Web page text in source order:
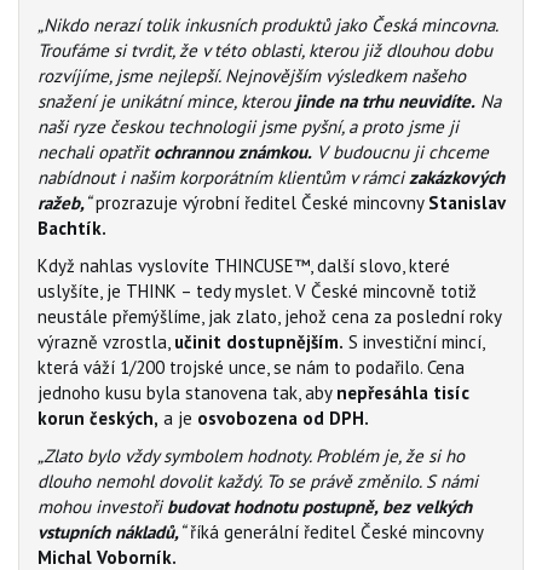
„Nikdo nerazí tolik inkusních produktů jako Česká mincovna.
Troufáme si tvrdit, že v této oblasti, kterou již dlouhou dobu
rozvíjíme, jsme nejlepší. Nejnovějším výsledkem našeho
snažení je unikátní mince, kterou jinde na trhu neuvidíte. Na
naši ryze českou technologii jsme pyšní, a proto jsme ji
nechali opatřitochrannou známkou. V budoucnu ji chceme
nabídnout i našim korporátním klientům v rámcizakázkových
ražeb,“prozrazuje výrobní ředitel České mincovny Stanislav
Bachtík.
Když nahlas vyslovíte THINCUSE™, další slovo, které
uslyšíte, je THINK – tedy myslet. V České mincovně totiž
neustále přemýšlíme, jak zlato, jehož cena za poslední roky
výrazně vzrostla, učinit dostupnějším. S investiční mincí,
která váží 1/200 trojské unce, se nám to podařilo. Cena
jednoho kusu byla stanovena tak, aby nepřesáhla tisíc
korun českých, a je osvobozena od DPH.
„Zlato bylo vždy symbolem hodnoty. Problém je, že si ho
dlouho nemohl dovolit každý. To se právě změnilo. S námi
mohou investořibudovat hodnotu postupně, bez velkých
vstupních nákladů,“říká generální ředitel České mincovny
Michal Voborník.